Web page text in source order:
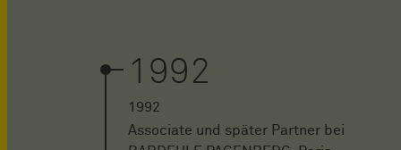
1992
1992
Associate und später Partner bei